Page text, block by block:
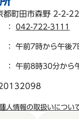
町田市森野 2-2-22
： 042-722-3111
： 午前7時から午後7
： 午前8時30分から
人情報の取扱いについ